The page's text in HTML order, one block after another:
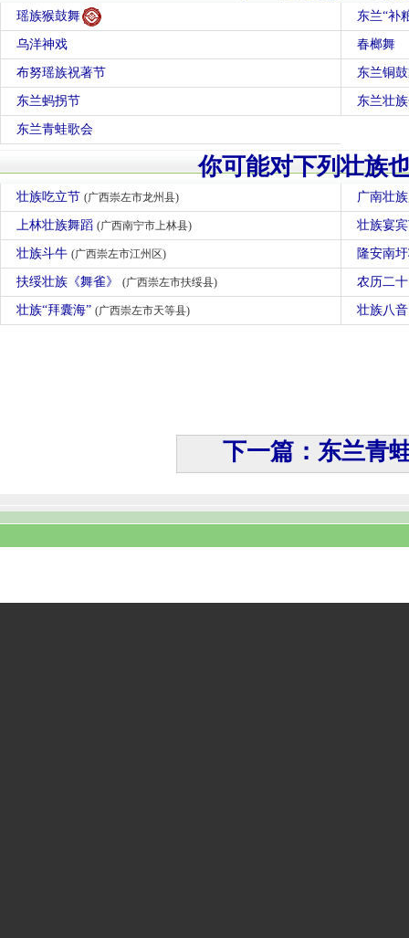
瑶族猴鼓舞 东兰“补
乌洋神戏 春榔舞
布努瑶族祝著节 东兰铜
东兰蚂拐节 东兰壮
东兰青蛙歌会
你可能对下列壮族
壮族吃立节 (广西崇左市龙州县) 广南壮
上林壮族舞蹈 (广西南宁市上林县) 壮族宴
壮族斗牛 (广西崇左市江州区) 隆安南
扶绥壮族《舞雀》 (广西崇左市扶绥县) 农历二
壮族“拜囊海” (广西崇左市天等县) 壮族八
下一篇：东兰青